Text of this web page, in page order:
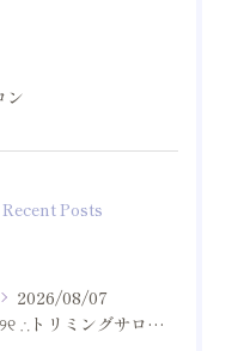
ン
Recent Posts
2026/08/07
୨୧ ∴トリミングサロン∴ ୨୧